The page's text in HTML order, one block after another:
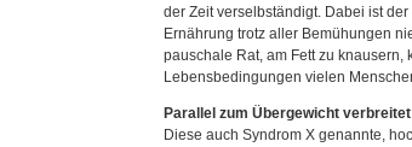
der Zeit verselbständigt. Dabei ist
Ernährung trotz aller Bemühungen
pauschale Rat, am Fett zu knausern,
Lebensbedingungen vielen
Parallel zum Übergewicht
Diese auch Syndrom X genannte,